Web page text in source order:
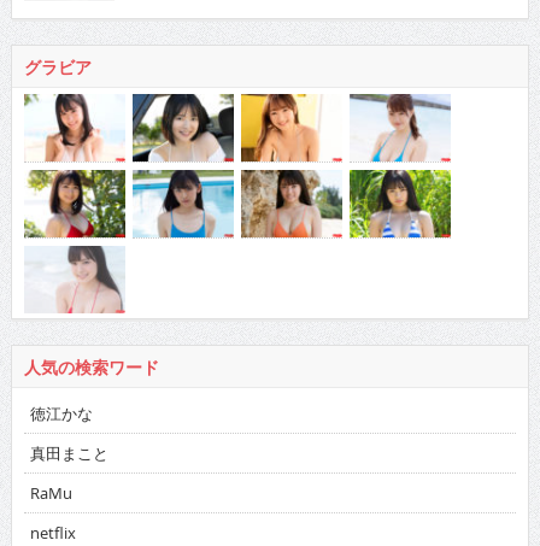
グラビア
人気の検索ワード
徳江かな
真田まこと
RaMu
netflix